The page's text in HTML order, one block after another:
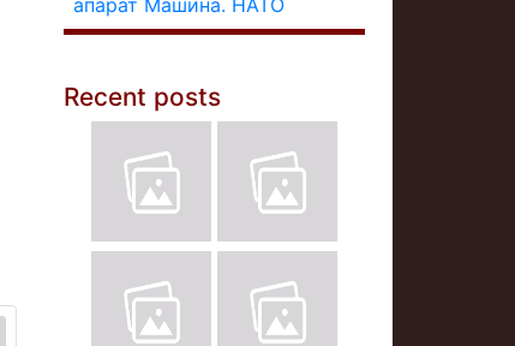
апарат Машина. НАТО
Recent posts